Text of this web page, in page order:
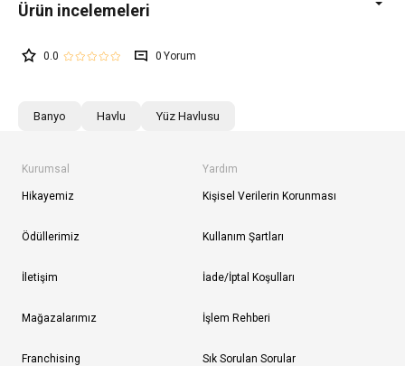
0.0 0
Banyo Havlu Yüz Havlusu
Kurumsal
Hikayemiz
Ödüllerimiz
İletişim
Mağazalarımız
Franchising
Yardım
Kişisel Verilerin Korunması
Kullanım Şartları
İade/İptal Koşulları
İşlem Rehberi
Sık Sorulan Sorular